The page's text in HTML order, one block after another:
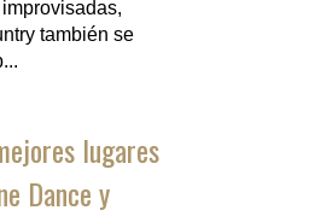
también se
lugares
Dance y